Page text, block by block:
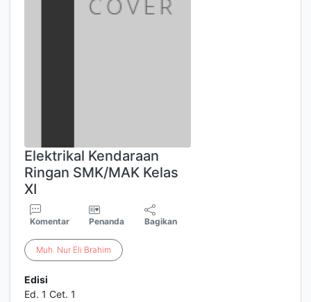
Elektrikal Kendaraan
Ringan SMK/MAK Kelas
XI
Komentar Penanda Bagikan
Muh. Nur Eli Brahim
Edisi
Ed. 1 Cet. 1